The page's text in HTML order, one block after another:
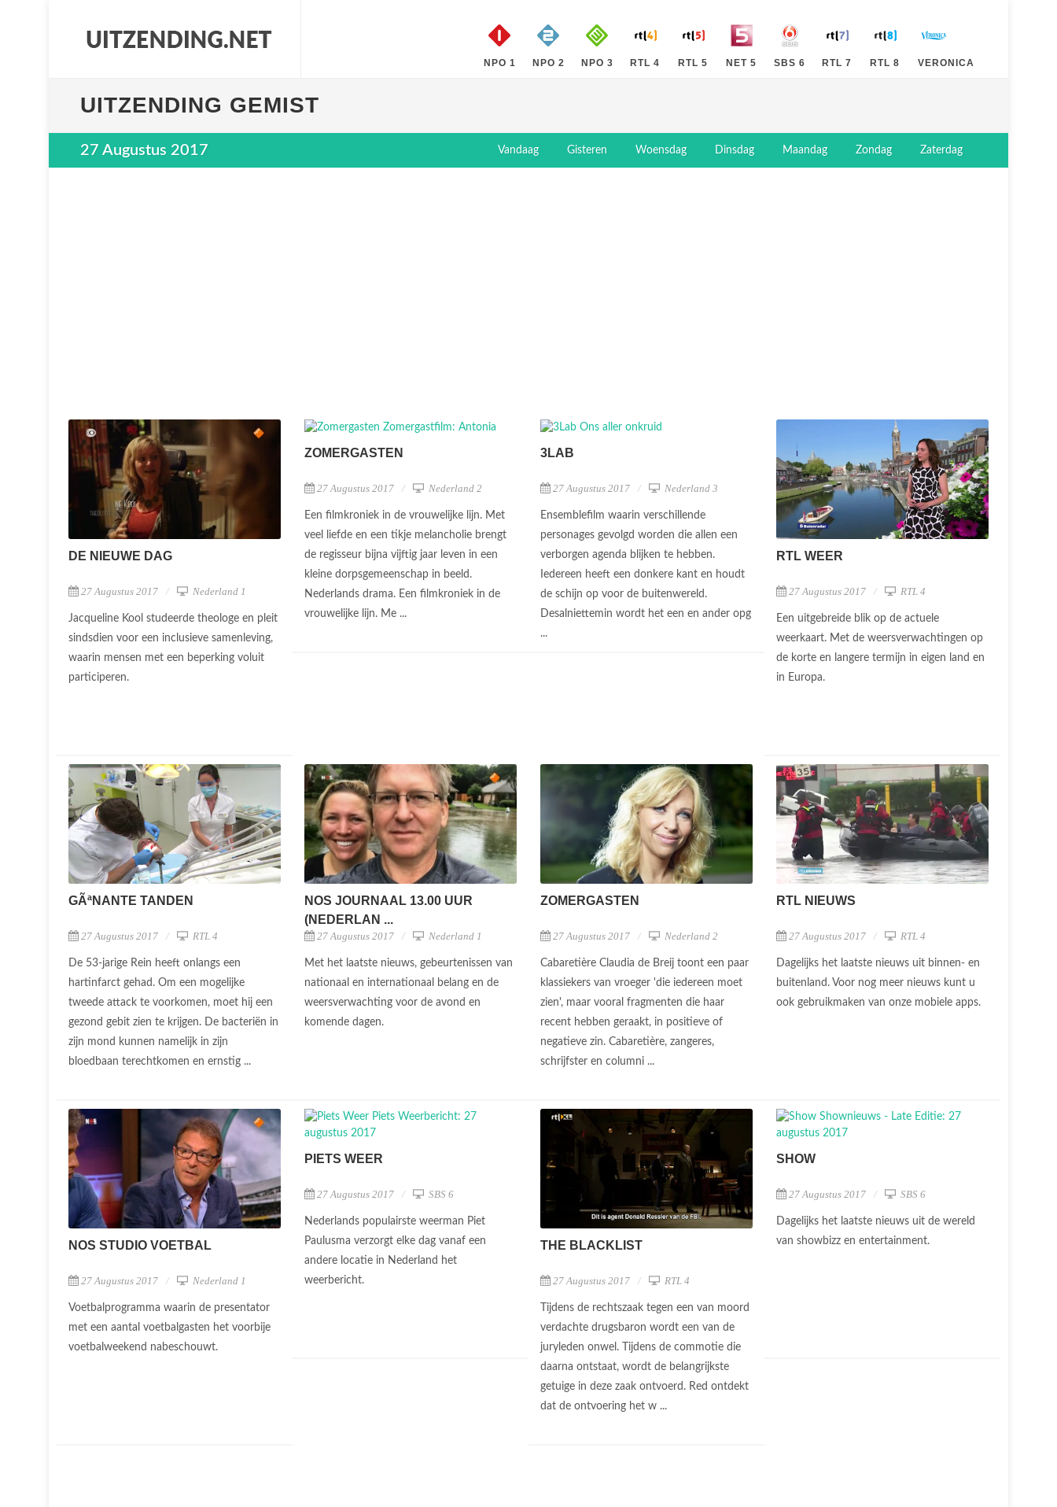
NPO 1 NPO 2 NPO 3 RTL 4 RTL 5 NET 5 SBS 6 RTL 7 RTL 8 VERONICA
UITZENDING GEMIST
27 Augustus 2017 Vandaag Gisteren Woensdag Dinsdag Maandag Zondag Zaterdag
DE NIEUWE DAG
27 Augustus 2017 Nederland 1
Jacqueline Kool studeerde theologe en pleit
sindsdien voor een inclusieve samenleving,
waarin mensen met een beperking voluit
participeren.
ZOMERGASTEN
27 Augustus 2017 Nederland 2
Een filmkroniek in de vrouwelijke lijn. Met
veel liefde en een tikje melancholie brengt
de regisseur bijna vijftig jaar leven in een
kleine dorpsgemeenschap in beeld.
Nederlands drama. Een filmkroniek in de
vrouwelijke lijn. Me ...
3LAB
27 Augustus 2017 Nederland 3
Ensemblefilm waarin verschillende
personages gevolgd worden die allen een
verborgen agenda blijken te hebben.
Iedereen heeft een donkere kant en houdt
de schijn op voor de buitenwereld.
Desalniettemin wordt het een en ander opg
...
RTL WEER
27 Augustus 2017 RTL 4
Een uitgebreide blik op de actuele
weerkaart. Met de weersverwachtingen op
de korte en langere termijn in eigen land en
in Europa.
GÃªNANTE TANDEN
27 Augustus 2017 RTL 4
De 53-jarige Rein heeft onlangs een
hartinfarct gehad. Om een mogelijke
tweede attack te voorkomen, moet hij een
gezond gebit zien te krijgen. De bacteriën in
zijn mond kunnen namelijk in zijn
bloedbaan terechtkomen en ernstig ...
NOS JOURNAAL 13.00 UUR
(NEDERLAN ...
27 Augustus 2017 Nederland 1
Met het laatste nieuws, gebeurtenissen van
nationaal en internationaal belang en de
weersverwachting voor de avond en
komende dagen.
ZOMERGASTEN
27 Augustus 2017 Nederland 2
Cabaretière Claudia de Breij toont een paar
klassiekers van vroeger 'die iedereen moet
zien', maar vooral fragmenten die haar
recent hebben geraakt, in positieve of
negatieve zin. Cabaretière, zangeres,
schrijfster en columni ...
RTL NIEUWS
27 Augustus 2017 RTL 4
Dagelijks het laatste nieuws uit binnen- en
buitenland. Voor nog meer nieuws kunt u
ook gebruikmaken van onze mobiele apps.
NOS STUDIO VOETBAL
27 Augustus 2017 Nederland 1
Voetbalprogramma waarin de presentator
met een aantal voetbalgasten het voorbije
voetbalweekend nabeschouwt.
PIETS WEER
27 Augustus 2017 SBS 6
Nederlands populairste weerman Piet
Paulusma verzorgt elke dag vanaf een
andere locatie in Nederland het
weerbericht.
THE BLACKLIST
27 Augustus 2017 RTL 4
Tijdens de rechtszaak tegen een van moord
verdachte drugsbaron wordt een van de
juryleden onwel. Tijdens de commotie die
daarna ontstaat, wordt de belangrijkste
getuige in deze zaak ontvoerd. Red ontdekt
dat de ontvoering het w ...
SHOW
27 Augustus 2017 SBS 6
Dagelijks het laatste nieuws uit de wereld
van showbizz en entertainment.